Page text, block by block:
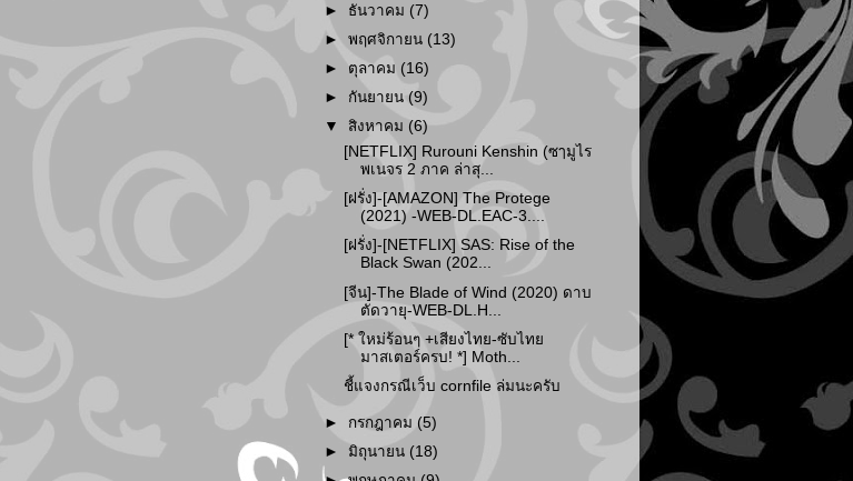
► ธันวาคม (7)
►พฤศจิกายน (13)
► ตุลาคม (16)
► กันยายน(9)
▼สิงหาคม (6)
[NETFLIX] Rurouni Kenshin (ซๅมูไร
พเนจร 2 ภาค ล่าสุ...
[ฝรั่ง]-[AMAZON] The Protege
(2021) -WEB-DL.EAC-3....
[ฝรั่ง]-[NETFLIX] SAS: Rise of the
Black Swan (202...
[จีน]-The Blade of Wind (2020) ดาบ
ตัดวายุ-WEB-DL.H...
[* ใหม่ร้อนๆ +เสียงไทย-ซับไทย
มาสเตอร์ครบ! *] Moth...
ชี้แจงกรณีเว็บ cornfile ล่มนะครับ
► กรกฎาคม (5)
►มิถุนายน (18)